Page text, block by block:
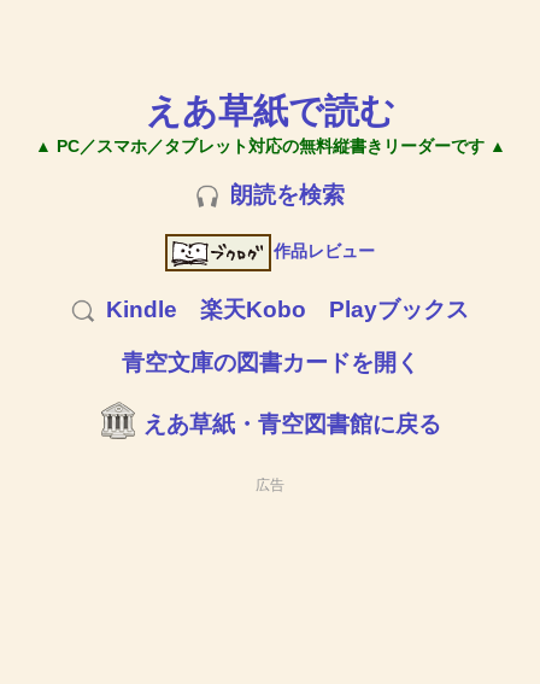
えあ草紙で読む
▲ PC／スマホ／タブレット対応の無料縦書きリーダーです ▲
朗読を検索
作品レビュー
Kindle 楽天Kobo Playブックス
青空文庫の図書カードを開く
えあ草紙・青空図書館に戻る
広告